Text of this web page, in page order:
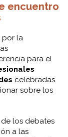
encuentro
por la
para el
celebradas
sobre los
los debates
a las